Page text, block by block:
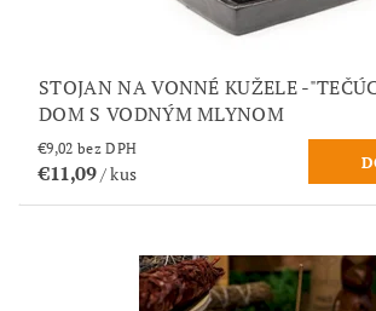
STOJAN NA VONNÉ KUŽELE -
DOM S VODNÝM MLYNOM
€9,02 bez DPH
€11,09/ kus